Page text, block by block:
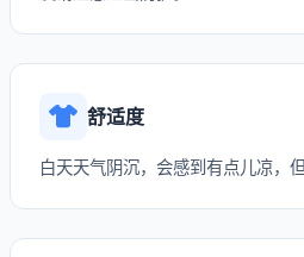
舒适度
白天天气阴沉，会感到有点儿凉，